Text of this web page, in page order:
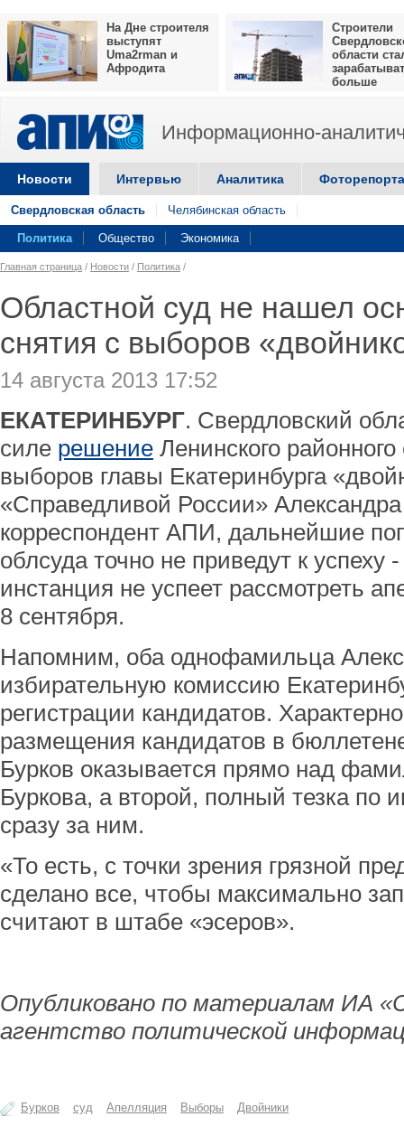
На Дне строителя
выступят
Uma2rman и
Афродита
Строители
области
больше
Информационно-
Новости Интервью Аналитика
Свердловская область Челябинская область
Политика Общество Экономика
Главная страница / Новости / Политика /
Областной суд не нашел
снятия с выборов
14 августа 2013 17:52
ЕКАТЕРИНБУРГ. Свердловский
силе решение Ленинского
выборов главы Екатеринбурга
«Справедливой России»
корреспондент АПИ, дальнейшие
облсуда точно не приведут к
инстанция не успеет рассмотреть
8 сентября.
Напомним, оба однофамильца
избирательную комиссию
регистрации кандидатов.
размещения кандидатов в
Бурков оказывается прямо над
Буркова, а второй, полный тезка по
сразу за ним.
«То есть, с точки зрения грязной
сделано все, чтобы максимально
считают в штабе «эсеров».
Опубликовано по материалам ИА
агентство политической
Бурков суд Апелляция Выборы Двойники